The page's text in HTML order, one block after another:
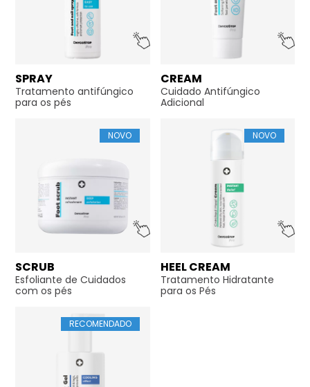
SPRAY
Tratamento antifúngico
para os pés
CREAM
Cuidado Antifúngico
Adicional
NOVO
SCRUB
Esfoliante de Cuidados
com os pés
NOVO
HEEL CREAM
Tratamento Hidratante
para os Pés
RECOMENDADO